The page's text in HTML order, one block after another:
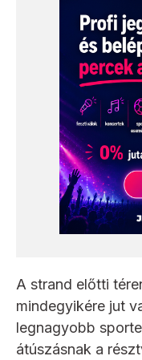
A strand előtti
mindegyikére jut
legnagyobb
átúszásnak a